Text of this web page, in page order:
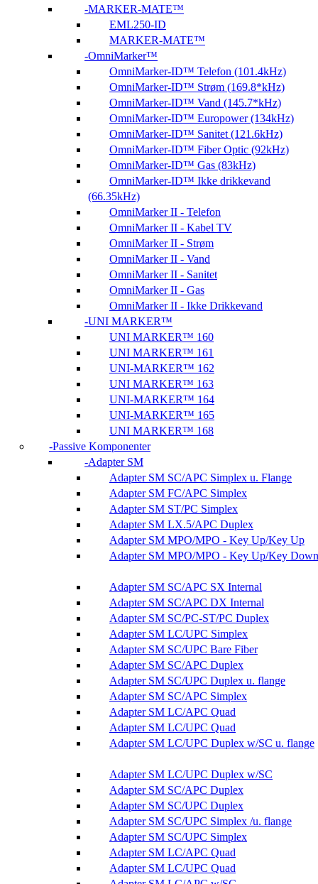
MARKER-MATE™
EML250-ID
MARKER-MATE™
OmniMarker™
OmniMarker-ID™ Telefon (101.4kHz)
OmniMarker-ID™ Strøm (169.8*kHz)
OmniMarker-ID™ Vand (145.7*kHz)
OmniMarker-ID™ Europower (134kHz)
OmniMarker-ID™ Sanitet (121.6kHz)
OmniMarker-ID™ Fiber Optic (92kHz)
OmniMarker-ID™ Gas (83kHz)
OmniMarker-ID™ Ikke drikkevand
(66.35kHz)
OmniMarker II - Telefon
OmniMarker II - Kabel TV
OmniMarker II - Strøm
OmniMarker II - Vand
OmniMarker II - Sanitet
OmniMarker II - Gas
OmniMarker II - Ikke Drikkevand
UNI MARKER™
UNI MARKER™ 160
UNI MARKER™ 161
UNI-MARKER™ 162
UNI MARKER™ 163
UNI-MARKER™ 164
UNI-MARKER™ 165
UNI MARKER™ 168
Passive Komponenter
Adapter SM
Adapter SM SC/APC Simplex u. Flange
Adapter SM FC/APC Simplex
Adapter SM ST/PC Simplex
Adapter SM LX.5/APC Duplex
Adapter SM MPO/MPO - Key Up/Key Up
Adapter SM MPO/MPO - Key Up/Key Down
Adapter SM SC/APC SX Internal
Adapter SM SC/APC DX Internal
Adapter SM SC/PC-ST/PC Duplex
Adapter SM LC/UPC Simplex
Adapter SM SC/UPC Bare Fiber
Adapter SM SC/APC Duplex
Adapter SM SC/UPC Duplex u. flange
Adapter SM SC/APC Simplex
Adapter SM LC/APC Quad
Adapter SM LC/UPC Quad
Adapter SM LC/UPC Duplex w/SC u. flange
Adapter SM LC/UPC Duplex w/SC
Adapter SM SC/APC Duplex
Adapter SM SC/UPC Duplex
Adapter SM SC/UPC Simplex /u. flange
Adapter SM SC/UPC Simplex
Adapter SM LC/APC Quad
Adapter SM LC/UPC Quad